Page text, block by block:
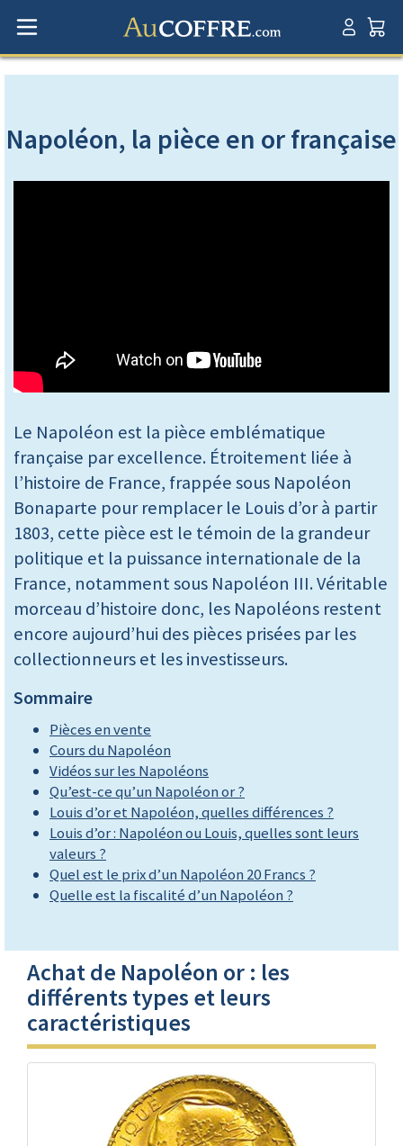
Napoléon, la pièce en or française
Le Napoléon est la pièce emblématique
française par excellence. Étroitement liée à
l’histoire de France, frappée sous Napoléon
Bonaparte pour remplacer le Louis d’or à partir
1803, cette pièce est le témoin de la grandeur
politique et la puissance internationale de la
France, notamment sous Napoléon III. Véritable
morceau d’histoire donc, les Napoléons restent
encore aujourd’hui des pièces prisées par les
collectionneurs et les investisseurs.
Sommaire
Pièces en vente
Cours du Napoléon
Vidéos sur les Napoléons
Qu’est-ce qu’un Napoléon or ?
Louis d’or et Napoléon, quelles différences ?
Louis d’or : Napoléon ou Louis, quelles sont leurs
valeurs ?
Quel est le prix d’un Napoléon 20 Francs ?
Quelle est la fiscalité d’un Napoléon ?
Achat de Napoléon or : les
différents types et leurs
caractéristiques